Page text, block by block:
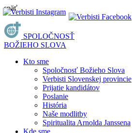
späť
SPOLOČNOSŤ
BOŽIEHO SLOVA
Kto sme
Spoločnosť Božieho Slova
Verbisti Slovenskej provincie
Prijatie kandidátov
Poslanie
História
Naše modlitby
Spiritualita Arnolda Janssena
Kde sme